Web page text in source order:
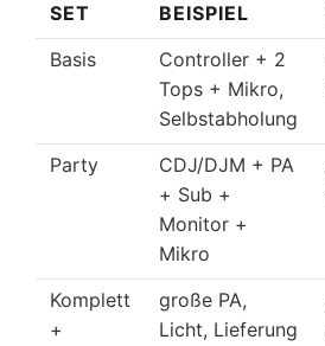
SET BEISPIEL
Basis
Controller + 2
Tops + Mikro,
Selbstabholung
Party
CDJ/DJM + PA
+ Sub +
Monitor +
Mikro
Komplett
+
große PA,
Licht, Lieferung